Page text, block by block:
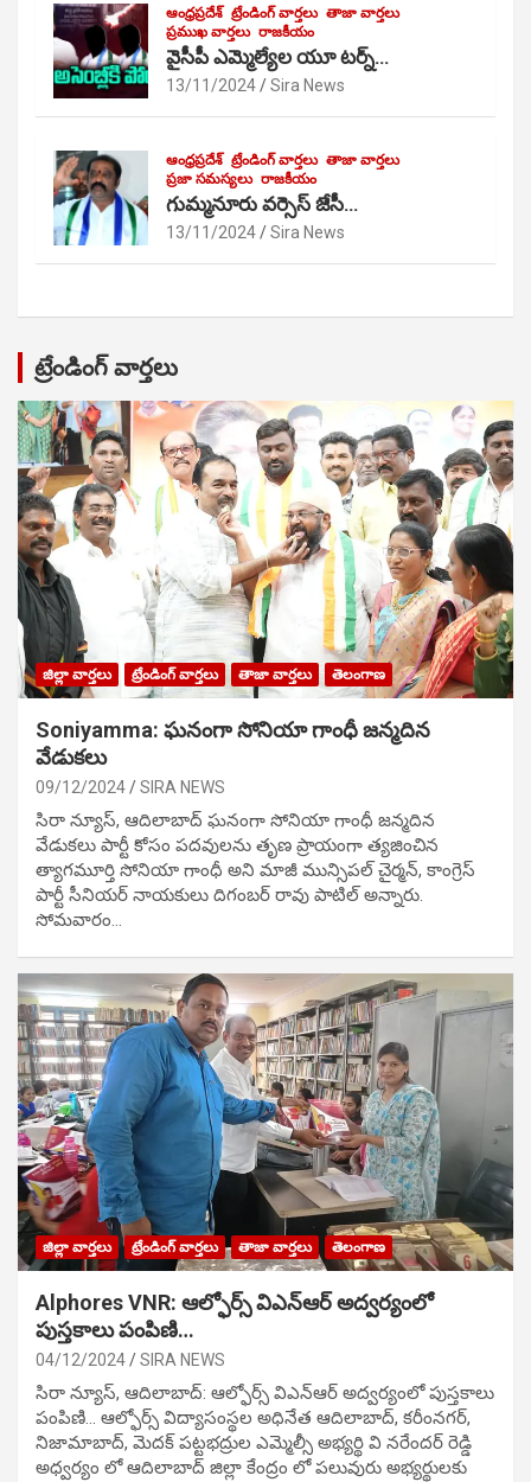
ఆంధ్రప్రదేశ్ ట్రేండింగ్ వార్తలు తాజా వార్తలు
ప్రముఖ వార్తలు రాజకీయం
వైసీపీ ఎమ్మెల్యేల యూ టర్న్…
13/11/2024 Sira News
ఆంధ్రప్రదేశ్ ట్రేండింగ్ వార్తలు తాజా వార్తలు
ప్రజా సమస్యలు రాజకీయం
గుమ్మనూరు వర్సెస్ జేసీ…
13/11/2024 Sira News
ట్రేండింగ్ వార్తలు
జిల్లా వార్తలు ట్రేండింగ్ వార్తలు తాజా వార్తలు తెలంగాణ
Soniyamma: ఘ‌నంగా సోనియా గాంధీ జ‌న్మ‌దిన
వేడుక‌లు
09/12/2024 SIRA NEWS
సిరా న్యూస్, ఆదిలాబాద్ ఘ‌నంగా సోనియా గాంధీ జ‌న్మ‌దిన
వేడుక‌లు పార్టీ కోసం ప‌ద‌వుల‌ను తృణ ప్రాయంగా త్య‌జించిన
త్యాగమూర్తి సోనియా గాంధీ అని మాజీ మున్సిప‌ల్ చైర్మ‌న్, కాంగ్రెస్
పార్టీ సీనియ‌ర్ నాయ‌కులు దిగంబ‌ర్ రావు పాటిల్ అన్నారు.
సోమవారం…
జిల్లా వార్తలు ట్రేండింగ్ వార్తలు తాజా వార్తలు తెలంగాణ
Alphores VNR: ఆల్ఫోర్స్ విఎన్ఆర్ అద్వర్యంలో
పుస్తకాలు పంపిణి…
04/12/2024 SIRA NEWS
సిరా న్యూస్, ఆదిలాబాద్: ఆల్ఫోర్స్ విఎన్ఆర్ అద్వర్యంలో పుస్తకాలు
పంపిణి… ఆల్ఫోర్స్ విద్యాసంస్థల అధినేత ఆదిలాబాద్, కరీంనగర్,
నిజామాబాద్, మెదక్ పట్టభద్రుల ఎమ్మెల్సీ అభ్యర్థి వి నరేందర్ రెడ్డి
అధ్వర్యం లో ఆదిలాబాద్ జిల్లా కేంద్రం లో పలువురు అభ్యర్థులకు